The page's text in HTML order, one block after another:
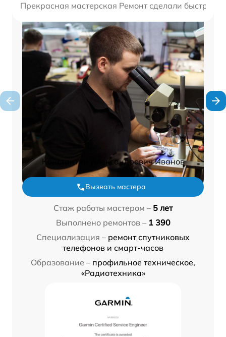
Прекрасная мастерская Ремонт сделали быстро
Константин Александрович Иванов
Вызвать мастера
Стаж работы мастером – 5 лет
Выполнено ремонтов – 1 390
Специализация – ремонт спутниковых
телефонов и смарт-часов
Образование – профильное техническое,
«Радиотехника»